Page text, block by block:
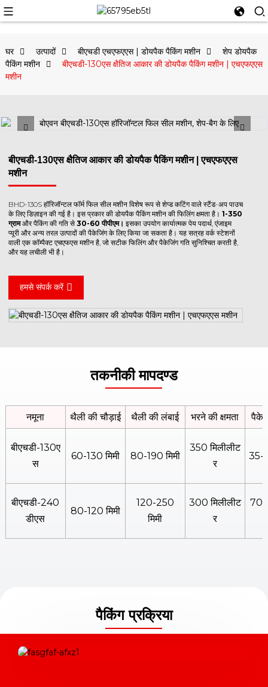
घर उत्पादों बीएचडी एचएफएएस | डोयपैक पैकिंग मशीन
शेप डोयपैक
पैकिंग मशीन
बीएचडी-130एस क्षैतिज आकार की डोयपैक पैकिंग मशीन | एचएफएएस
मशीन
बीएचडी-130एस क्षैतिज आकार की डोयपैक पैकिंग मशीन | एचएफएएस
मशीन
BHD-130S हॉरिजॉन्टल फॉर्म फिल सील मशीन विशेष रूप से शेप्ड कटिंग वाले स्टैंड-अप पाउच
के लिए डिज़ाइन की गई है। इस प्रकार की डोयपैक पैकिंग मशीन की फिलिंग क्षमता है। 1-350
ग्रामऔर पैकिंग की गति से 30-60 पीपीएम। इसका उपयोग कार्यात्मक पेय पदार्थ, एंजाइम
प्यूरी और अन्य तरल उत्पादों की पैकेजिंग के लिए किया जा सकता है। यह सत्रह वर्क स्टेशनों
वाली एक कॉम्पैक्ट एचएफएस मशीन है, जो सटीक फिलिंग और पैकेजिंग गति सुनिश्चित करती है,
और यह लचीली भी है।
हमसे संपर्क करें
तकनीकी मापदण्ड
नमूना थैली की चौड़ाई थैली की लंबाई भरने की क्षमता
बीएचडी-130ए
स
60-130 मिमी 80-190 मिमी
350 मिलीलीट
र
35-
बीएचडी-240
डीएस
80-120 मिमी
120-250
मिमी
300 मिलीलीट
र
70-
पैकिंग प्रक्रिया